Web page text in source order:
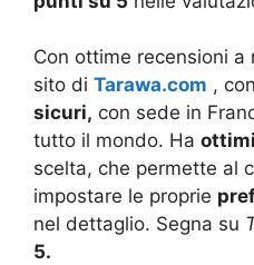
Con ottime recensioni a
sito di Tarawa.com , con
sicuri, con sede in
tutto il mondo. Ha
scelta, che permette al
impostare le proprie
nel dettaglio. Segna su
5.